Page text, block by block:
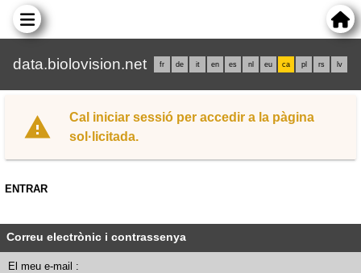
data.biolovision.net fr de it en es nl eu ca pl rs lv
Cal iniciar sessió per accedir a la pàgina
sol·licitada.
ENTRAR
Correu electrònic i contrassenya
El meu e-mail :